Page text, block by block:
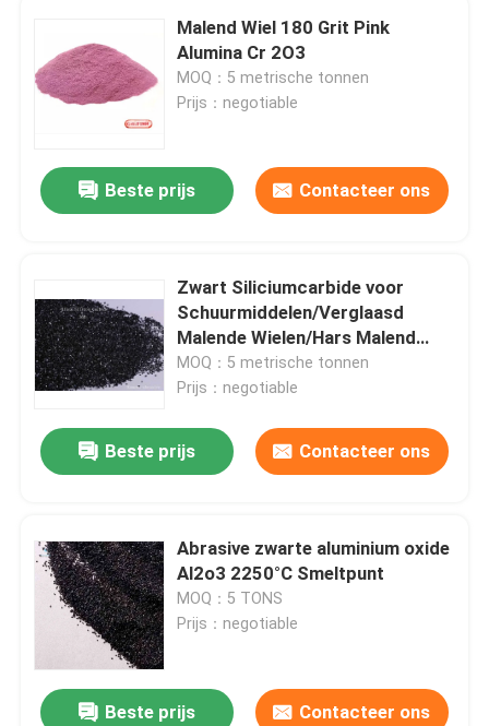
Malend Wiel 180 Grit Pink
Alumina Cr 2O3
MOQ：5 metrische tonnen
Prijs：negotiable
Beste prijs Contacteer ons
Zwart Siliciumcarbide voor
Schuurmiddelen/Verglaasd
Malende Wielen/Hars Malend
Wiel F36
MOQ：5 metrische tonnen
Prijs：negotiable
Beste prijs Contacteer ons
Abrasive zwarte aluminium oxide
Al2o3 2250°C Smeltpunt
MOQ：5 TONS
Prijs：negotiable
Beste prijs Contacteer ons